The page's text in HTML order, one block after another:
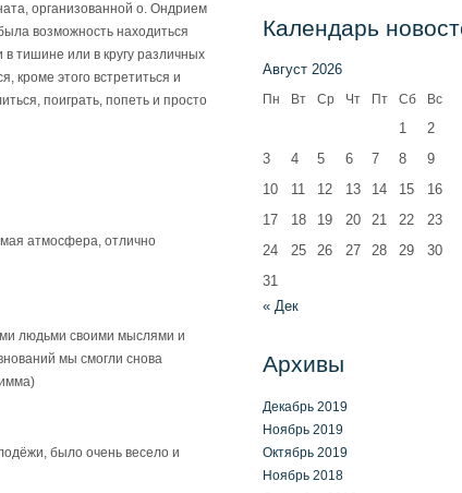
организованной о. Ондрием
возможность находиться
тишине или в кругу различных
кроме этого встретиться и
поиграть, попеть и просто
атмосфера, отлично
людьми своими мыслями и
мы смогли снова
было очень весело и
Календарь
Август 2026
Пн Вт Ср Чт Пт Сб Вс
1
2
3
4 5 6 7 8
9
10
11 12 13 14 15
16
17
18 19 20 21 22
23
24
25 26 27 28 29
30
31
« Дек
Архивы
Декабрь 2019
Ноябрь 2019
Октябрь 2019
Ноябрь 2018